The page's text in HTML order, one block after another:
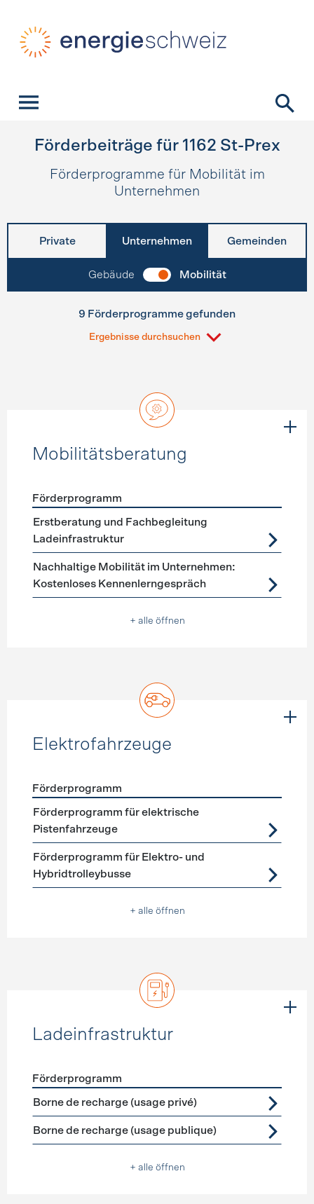
Förderbeiträge für 1162 St-Prex
Förderprogramme für Mobilität im
Unternehmen
Private Unternehmen Gemeinden
Gebäude Mobilität
9 Förderprogramme gefunden
Ergebnisse durchsuchen
Mobilitätsberatung
Förderprogramme Mobilitätsberatung
Förderprogramm
Erstberatung und Fachbegleitung
Ladeinfrastruktur
Nachhaltige Mobilität im Unternehmen:
Kostenloses Kennenlerngespräch
+ alle öffnen
Elektrofahrzeuge
Förderprogramme Elektrofahrzeuge
Förderprogramm
Förderprogramm für elektrische
Pistenfahrzeuge
Förderprogramm für Elektro- und
Hybridtrolleybusse
+ alle öffnen
Ladeinfrastruktur
Förderprogramme Ladeinfrastruktur
Förderprogramm
Borne de recharge (usage privé)
Borne de recharge (usage publique)
+ alle öffnen